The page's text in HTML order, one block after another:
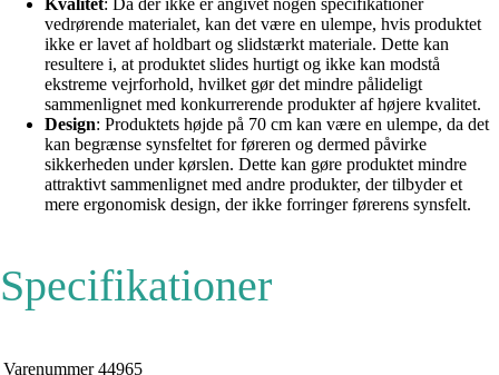
Kvalitet: Da der ikke er angivet nogen specifikationer
vedrørende materialet, kan det være en ulempe, hvis produktet
ikke er lavet af holdbart og slidstærkt materiale. Dette kan
resultere i, at produktet slides hurtigt og ikke kan modstå
ekstreme vejrforhold, hvilket gør det mindre pålideligt
sammenlignet med konkurrerende produkter af højere kvalitet.
Design: Produktets højde på 70 cm kan være en ulempe, da det
kan begrænse synsfeltet for føreren og dermed påvirke
sikkerheden under kørslen. Dette kan gøre produktet mindre
attraktivt sammenlignet med andre produkter, der tilbyder et
mere ergonomisk design, der ikke forringer førerens synsfelt.
Specifikationer
Varenummer 44965